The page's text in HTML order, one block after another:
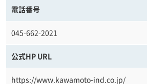
電話番号
045-662-2021
公式HP URL
https://www.kawamoto-ind.co.jp/